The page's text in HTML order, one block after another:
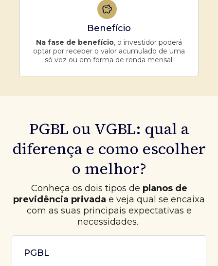
Benefício
Na fase de benefício, o investidor poderá
optar por receber o valor acumulado de uma
só vez ou em forma de renda mensal.
PGBL ou VGBL: qual a
diferença e como escolher
o melhor?
Conheça os dois tipos de planos de
previdência privada e veja qual se encaixa
com as suas principais expectativas e
necessidades.
PGBL